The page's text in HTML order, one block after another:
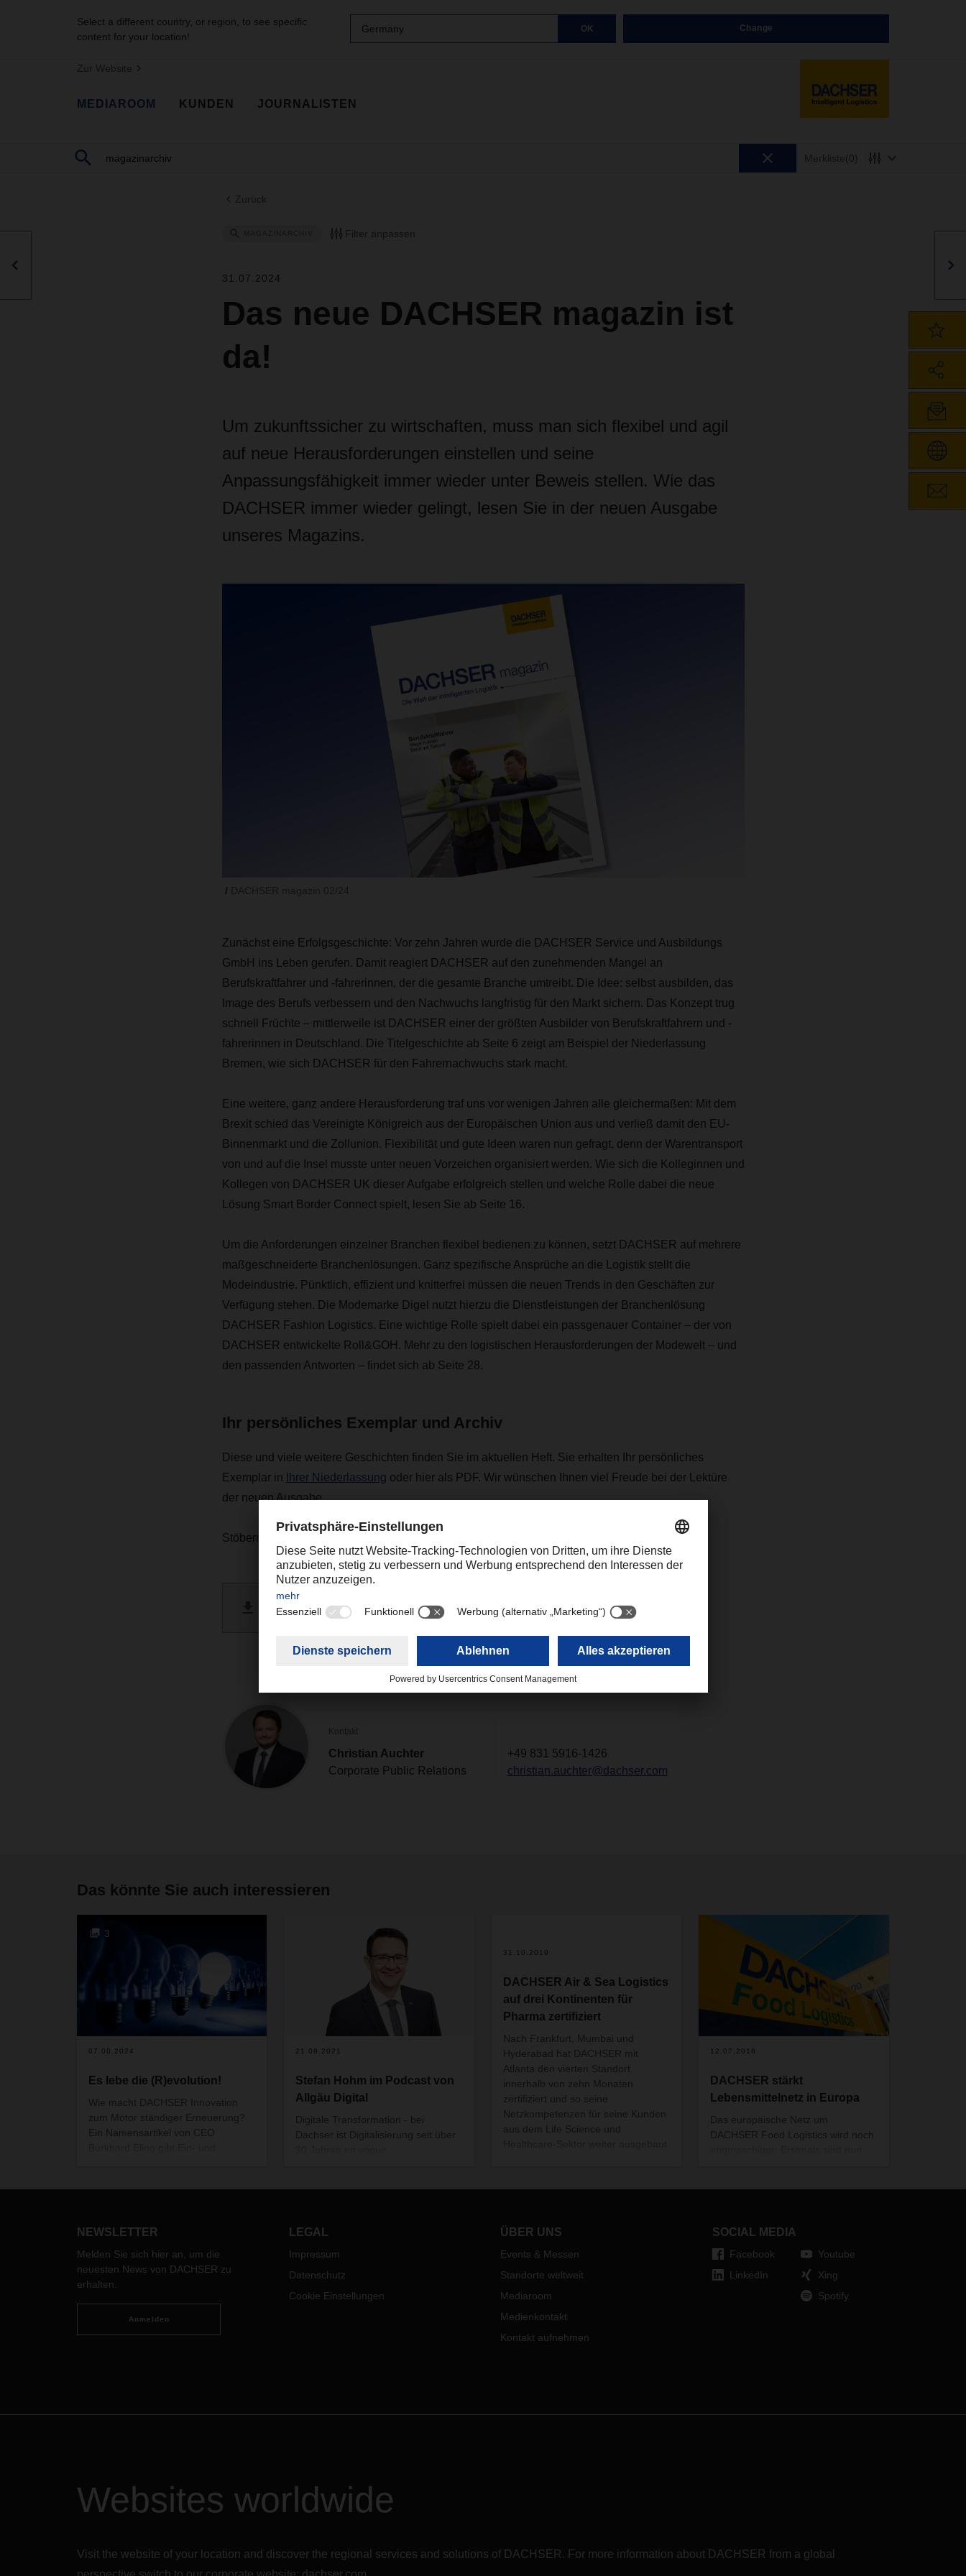
Select a different country, or region, to see specific
content for your location!
Germany OK Change
Zur Website
MEDIAROOM KUNDEN JOURNALISTEN
Merkliste(0)
Zurück
Filter anpassen
31.07.2024
Das neue DACHSER magazin ist
da!
Um zukunftssicher zu wirtschaften, muss man sich flexibel und agil
auf neue Herausforderungen einstellen und seine
Anpassungsfähigkeit immer wieder unter Beweis stellen. Wie das
DACHSER immer wieder gelingt, lesen Sie in der neuen Ausgabe
unseres Magazins.
Zunächst eine Erfolgsgeschichte: Vor zehn Jahren wurde die DACHSER Service und Ausbildungs
GmbH ins Leben gerufen. Damit reagiert DACHSER auf den zunehmenden Mangel an
Berufskraftfahrer und -fahrerinnen, der die gesamte Branche umtreibt. Die Idee: selbst ausbilden, das
Image des Berufs verbessern und den Nachwuchs langfristig für den Markt sichern. Das Konzept trug
schnell Früchte – mittlerweile ist DACHSER einer der größten Ausbilder von Berufskraftfahrern und -
fahrerinnen in Deutschland. Die Titelgeschichte ab Seite 6 zeigt am Beispiel der Niederlassung
Bremen, wie sich DACHSER für den Fahrernachwuchs stark macht.
Eine weitere, ganz andere Herausforderung traf uns vor wenigen Jahren alle gleichermaßen: Mit dem
Brexit schied das Vereinigte Königreich aus der Europäischen Union aus und verließ damit den EU-
Binnenmarkt und die Zollunion. Flexibilität und gute Ideen waren nun gefragt, denn der Warentransport
von und auf die Insel musste unter neuen Vorzeichen organisiert werden. Wie sich die Kolleginnen und
Kollegen von DACHSER UK dieser Aufgabe erfolgreich stellen und welche Rolle dabei die neue
Lösung Smart Border Connect spielt, lesen Sie ab Seite 16.
Um die Anforderungen einzelner Branchen flexibel bedienen zu können, setzt DACHSER auf mehrere
maßgeschneiderte Branchenlösungen. Ganz spezifische Ansprüche an die Logistik stellt die
Modeindustrie. Pünktlich, effizient und knitterfrei müssen die neuen Trends in den Geschäften zur
Verfügung stehen. Die Modemarke Digel nutzt hierzu die Dienstleistungen der Branchenlösung
DACHSER Fashion Logistics. Eine wichtige Rolle spielt dabei ein passgenauer Container – der von
DACHSER entwickelte Roll&GOH. Mehr zu den logistischen Herausforderungen der Modewelt – und
den passenden Antworten – findet sich ab Seite 28.
Ihr persönliches Exemplar und Archiv
Diese und viele weitere Geschichten finden Sie im aktuellen Heft. Sie erhalten Ihr persönliches
Exemplar in
Ihrer Niederlassung oder hier als PDF. Wir wünschen Ihnen viel Freude bei der Lektüre
der neuen Ausgabe.
Stöbern Sie auch gerne in unseren älteren DACHSER magazin Ausgaben.
DACHSER magazin 02/24
PDF (9,61 MB)
Kontakt
Christian Auchter
Corporate Public Relations
+49 831 5916-1426
christian.auchter@dachser.com
Das könnte Sie auch interessieren
3
07.08.2024
Es lebe die (R)evolution!
Wie macht DACHSER Innovation
zum Motor ständiger Erneuerung?
Ein Namensartikel von CEO
21.09.2021
Stefan Hohm im Podcast von
Allgäu Digital
Digitale Transformation - bei
Dachser ist Digitalisierung seit über
31.10.2019
DACHSER Air & Sea Logistics
auf drei Kontinenten für
Pharma zertifiziert
Nach Frankfurt, Mumbai und
Hyderabad hat DACHSER mit
Atlanta den vierten Standort
innerhalb von zehn Monaten
zertifiziert und so seine
Netzkompetenzen für seine Kunden
aus dem Life Science und
12.07.2016
DACHSER stärkt
Lebensmittelnetz in Europa
Das europäische Netz um
DACHSER Food Logistics wird noch
Richtung Südosteuropa. Zudem
die Verteilung in Irland.
NEWSLETTER
Melden Sie sich hier an, um die
neuesten News von DACHSER zu
erhalten.
Anmelden
LEGAL
Impressum
Datenschutz
Cookie Einstellungen
ÜBER UNS
Events & Messen
Standorte weltweit
Mediaroom
Medienkontakt
Kontakt aufnehmen
SOCIAL MEDIA
Facebook
LinkedIn
Youtube
Xing
Spotify
Websites worldwide
Visit the website of your location and discover the regional services and solutions of DACHSER. For more information about DACHSER from a global